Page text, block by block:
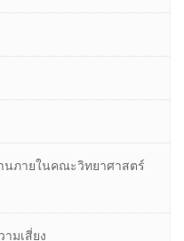
นภายในคณะวิทยาศาสตร์
มเสี่ยง